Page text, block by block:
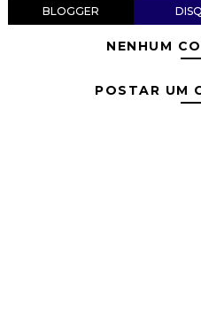
BLOGGER
NENHUM
POSTAR UM